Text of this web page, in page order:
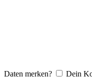
Daten merken? Dein